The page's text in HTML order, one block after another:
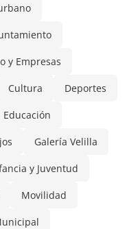
y Empresas
Cultura Deportes
Educación
Galería Velilla
y Juventud
Movilidad